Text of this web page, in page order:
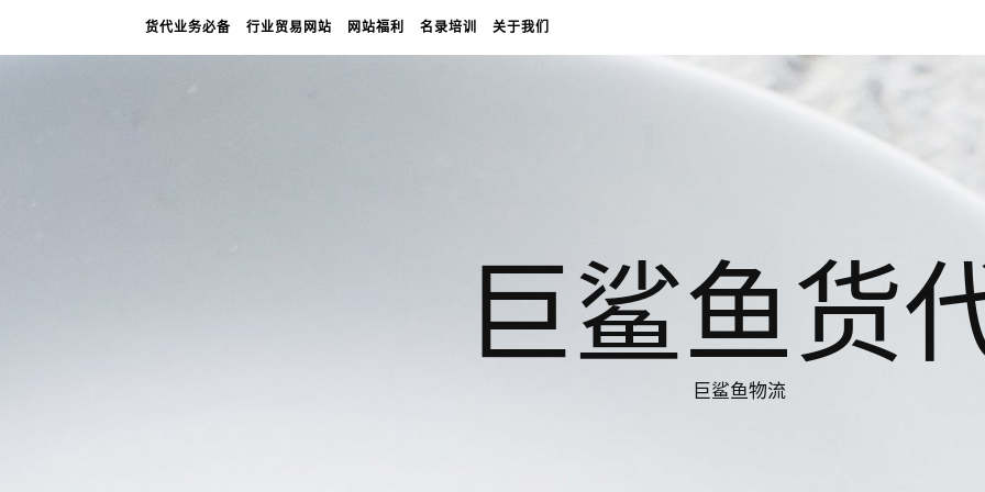
货代业务必备 行业贸易网站 网站福利 名录培训 关于我们
巨鲨鱼货
巨鲨鱼物流